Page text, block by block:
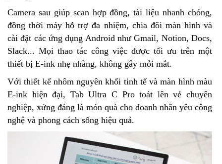
Camera sau giúp scan hợp đồng, tài liệu nhanh chóng,
đồng thời máy hỗ trợ đa nhiệm, chia đôi màn hình và
cài đặt các ứng dụng Android như Gmail, Notion, Docs,
Slack... Mọi thao tác công việc được tối ưu trên một
thiết bị E-ink nhẹ nhàng, không gây mỏi mắt.
Với thiết kế nhôm nguyên khối tinh tế và màn hình màu
E-ink hiện đại, Tab Ultra C Pro toát lên vẻ chuyên
nghiệp, xứng đáng là món quà cho doanh nhân yêu công
nghệ và phong cách sống hiệu quả.